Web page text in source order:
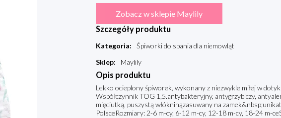
Zobacz w sklepie Maylily
Szczegóły produktu
Kategoria:
Śpiworki do spania dla niemowląt
Sklep: Maylily
Opis produktu
Lekko ocieplony śpiworek, wykonany z niezwykle miłej w
Współczynnik TOG 1,5.antybakteryjny, antygrzybiczy,
mięciutką, puszystą włókninązasuwany na
PolsceRozmiary: 2-6 m-cy, 6-12 m-cy, 12-18 m-cy, 18-24 m-